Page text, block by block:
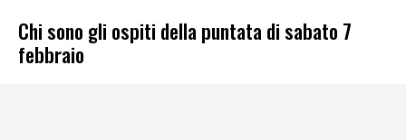
Chi sono gli ospiti della puntata di sabato 7
febbraio